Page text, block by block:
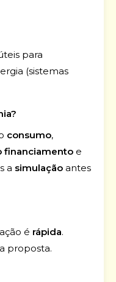
para
(sistemas
consumo,
financiamento e
a simulação antes
é rápida.
proposta.